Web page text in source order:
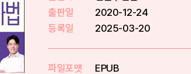
출판일
2020-12-24
등록일
2025-03-20
파일포맷
EPUB